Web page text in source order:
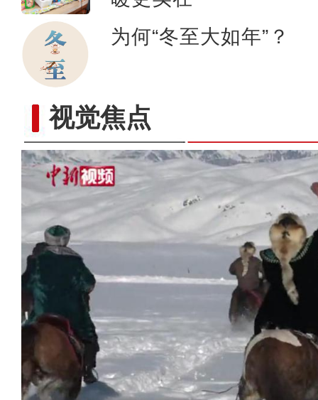
为何“冬至大如年”？
视觉焦点工业余热“反哺”现代农业